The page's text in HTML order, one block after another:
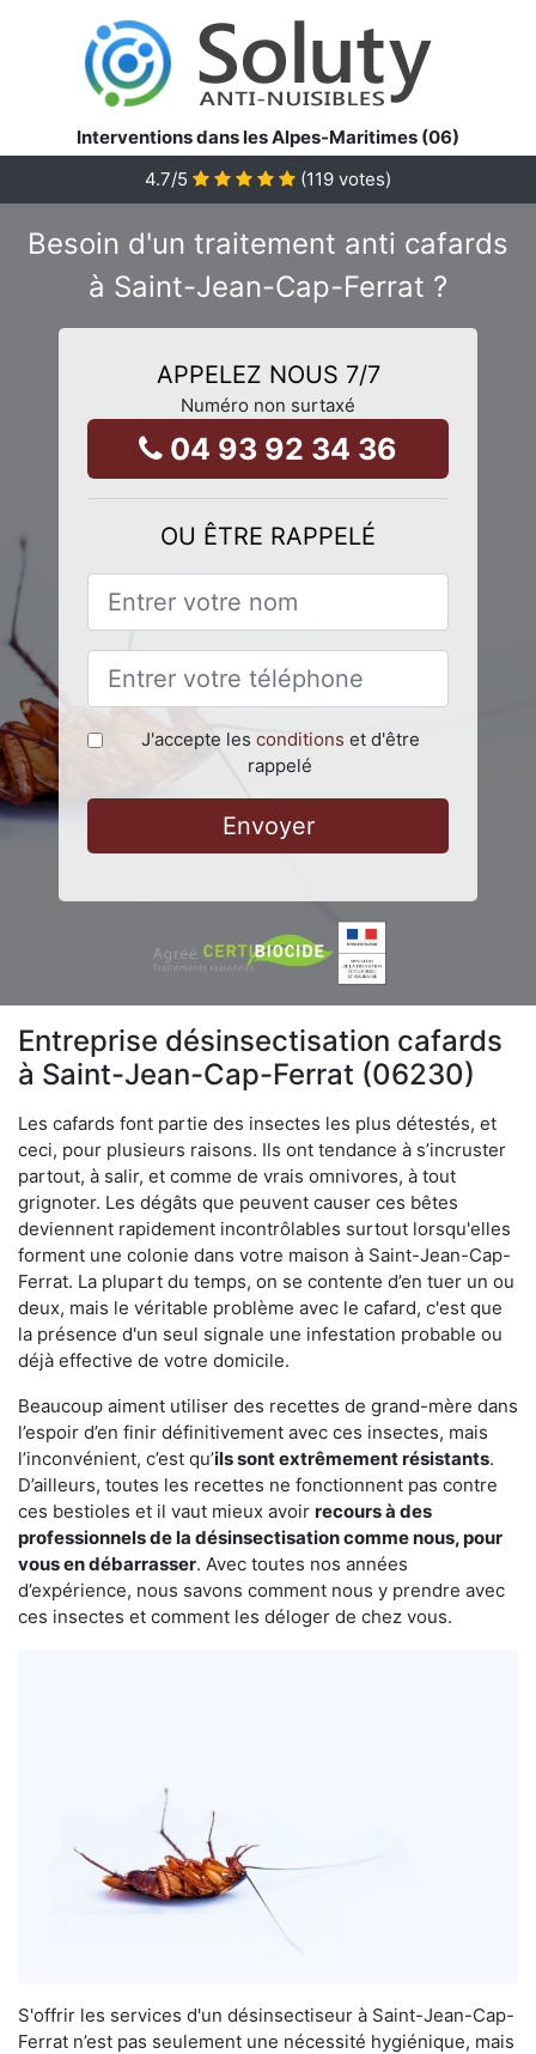
Interventions dans les Alpes-Maritimes (06)
4.7/5 (119 votes)
Besoin d'un traitement anti cafards
à Saint-Jean-Cap-Ferrat ?
APPELEZ NOUS 7/7
Numéro non surtaxé
04 93 92 34 36
OU ÊTRE RAPPELÉ
J'accepte les conditions et d'être
rappelé
Envoyer
Entreprise désinsectisation cafards
à Saint-Jean-Cap-Ferrat (06230)
Les cafards font partie des insectes les plus détestés, et
ceci, pour plusieurs raisons. Ils ont tendance à s’incruster
partout, à salir, et comme de vrais omnivores, à tout
grignoter. Les dégâts que peuvent causer ces bêtes
deviennent rapidement incontrôlables surtout lorsqu'elles
forment une colonie dans votre maison à Saint-Jean-Cap-
Ferrat. La plupart du temps, on se contente d’en tuer un ou
deux, mais le véritable problème avec le cafard, c'est que
la présence d'un seul signale une infestation probable ou
déjà effective de votre domicile.
Beaucoup aiment utiliser des recettes de grand-mère dans
l’espoir d’en finir définitivement avec ces insectes, mais
l’inconvénient, c’est qu’ils sont extrêmement résistants.
D’ailleurs, toutes les recettes ne fonctionnent pas contre
ces bestioles et il vaut mieux avoir recours à des
professionnels de la désinsectisation comme nous, pour
vous en débarrasser. Avec toutes nos années
d’expérience, nous savons comment nous y prendre avec
ces insectes et comment les déloger de chez vous.
S'offrir les services d'un désinsectiseur à Saint-Jean-Cap-
Ferrat n’est pas seulement une nécessité hygiénique, mais